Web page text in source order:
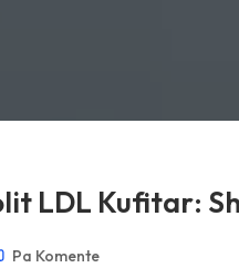
LDL Kufitar:
Pa Komente